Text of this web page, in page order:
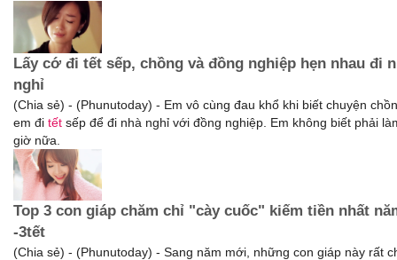
Lấy cớ đi tết sếp, chồng và đồng nghiệp hẹn nhau đi
nghỉ
(Chia sẻ) - (Phunutoday) - Em vô cùng đau khổ khi biết chuyện
em đi tết sếp để đi nhà nghỉ với đồng nghiệp. Em không biết phải
giờ nữa.
Top 3 con giáp chăm chỉ "cày cuốc" kiếm tiền nhất
-3tết
(Chia sẻ) - (Phunutoday) - Sang năm mới, những con giáp này rất